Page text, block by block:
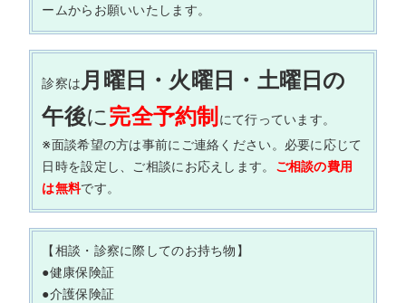
ームからお願いいたします。
診察は 月曜日・火曜日・土曜日の
午後に完全予約制 にて行っています。
※面談希望の方は事前にご連絡ください。必要に応じて
日時を設定し、ご相談にお応えします。 ご相談の費用
は無料です。
【相談・診察に際してのお持ち物】
●健康保険証
●介護保険証